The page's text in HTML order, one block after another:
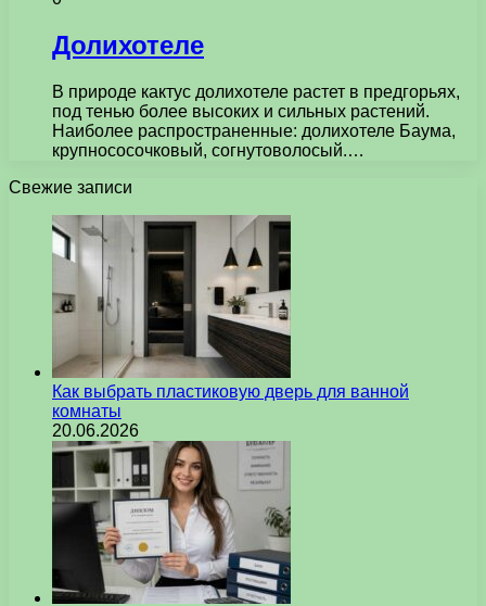
Долихотеле
В природе кактус долихотеле растет в предгорьях,
под тенью более высоких и сильных растений.
Наиболее распространенные: долихотеле Баума,
крупнососочковый, согнутоволосый.…
Свежие записи
Как выбрать пластиковую дверь для ванной
комнаты
20.06.2026